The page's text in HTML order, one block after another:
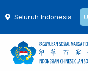
Seluruh Indonesia